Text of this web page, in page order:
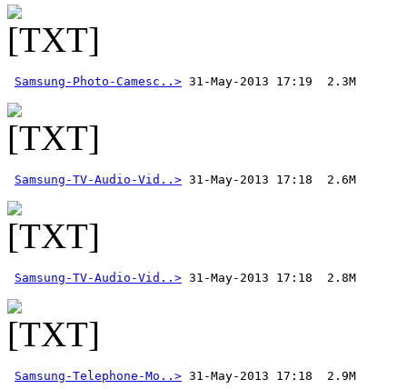
Samsung-Photo-Camesc..>
Samsung-TV-Audio-Vid..>
Samsung-TV-Audio-Vid..>
Samsung-Telephone-Mo..>